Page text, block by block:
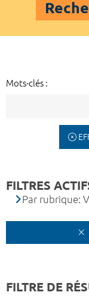
Mots-clés :
FILTRES
Par rubrique:
FILTRE DE